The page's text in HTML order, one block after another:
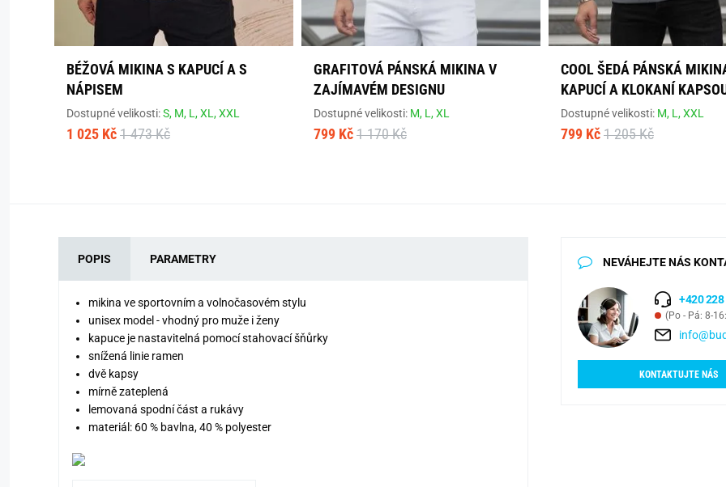
BÉŽOVÁ MIKINA S KAPUCÍ A S
NÁPISEM
Dostupné velikosti:S, M, L,XL,XXL
1 025 Kč 1 473 Kč
GRAFITOVÁ PÁNSKÁ MIKINA V
ZAJÍMAVÉM DESIGNU
Dostupné velikosti: M, L,XL
799 Kč 1 170 Kč
COOL ŠEDÁ PÁNSKÁ
KAPUCÍ A KLOKANÍ
Dostupné velikosti: M, L,XXL
799 Kč 1 205 Kč
POPIS PARAMETRY
mikina ve sportovním a volnočasovém stylu
unisex model - vhodný pro muže i ženy
kapuce je nastavitelná pomocí stahovací šňůrky
snížená linie ramen
dvě kapsy
mírně zateplená
lemovaná spodní část a rukávy
materiál: 60 % bavlna, 40 % polyester
NEVÁHEJTE NÁS
+420 228
(Po - Pá: 8-
KONTAKTUJTE NÁS